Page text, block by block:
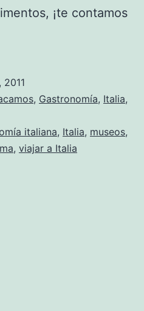
¡te contamos
2011
, Gastronomía, Italia,
italiana, Italia, museos,
, viajar a Italia